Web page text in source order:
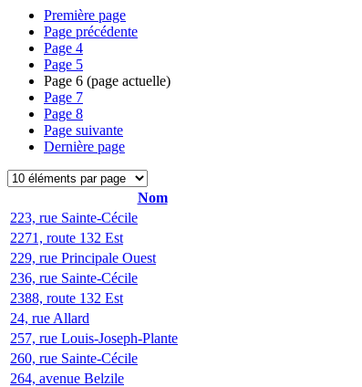
Première page
Page précédente
Page 4
Page 5
Page 6 (page actuelle)
Page 7
Page 8
Page suivante
Dernière page
Nom
223, rue Sainte-Cécile
2271, route 132 Est
229, rue Principale Ouest
236, rue Sainte-Cécile
2388, route 132 Est
24, rue Allard
257, rue Louis-Joseph-Plante
260, rue Sainte-Cécile
264, avenue Belzile